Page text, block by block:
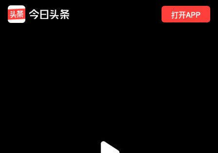
打开APP